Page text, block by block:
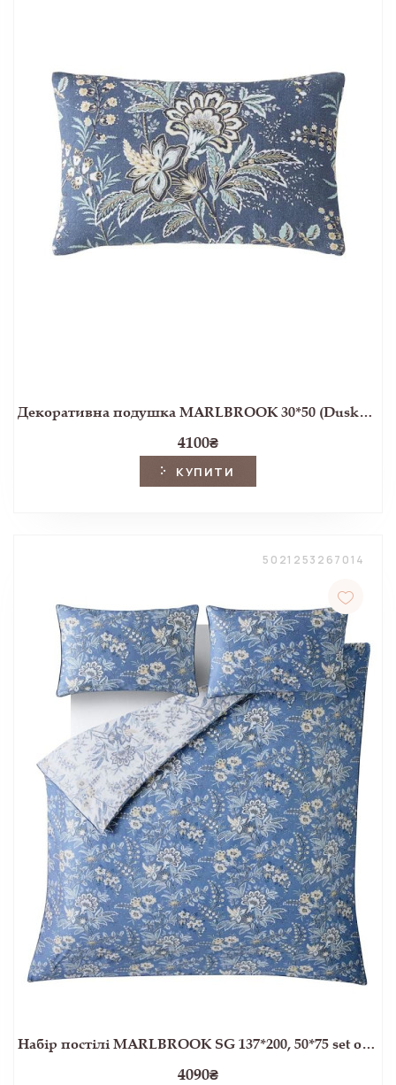
Декоративна подушка MARLBROOK 30*50 (Dusky Seaspray)
4100₴
КУПИТИ
5021253267014
Набір постілі MARLBROOK SG 137*200, 50*75 set of-1 (Dusky Seaspray)
4090₴